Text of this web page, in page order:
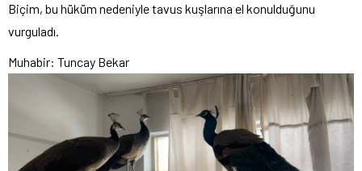
Biçim, bu hüküm nedeniyle tavus kuşlarına el konulduğunu
vurguladı.
Muhabir: Tuncay Bekar